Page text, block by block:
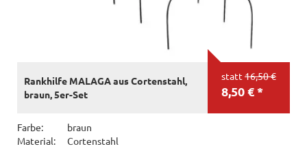
statt 16,50 €
8,50 € *
Rankhilfe MALAGA aus Cortenstahl,
braun, 5er-Set
Farbe:
braun
Material:
Cortenstahl